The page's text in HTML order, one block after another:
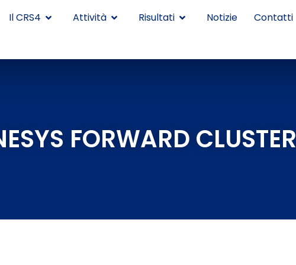
Il CRS4 Attività Risultati Notizie Contatti
FORWARD CLUSTER